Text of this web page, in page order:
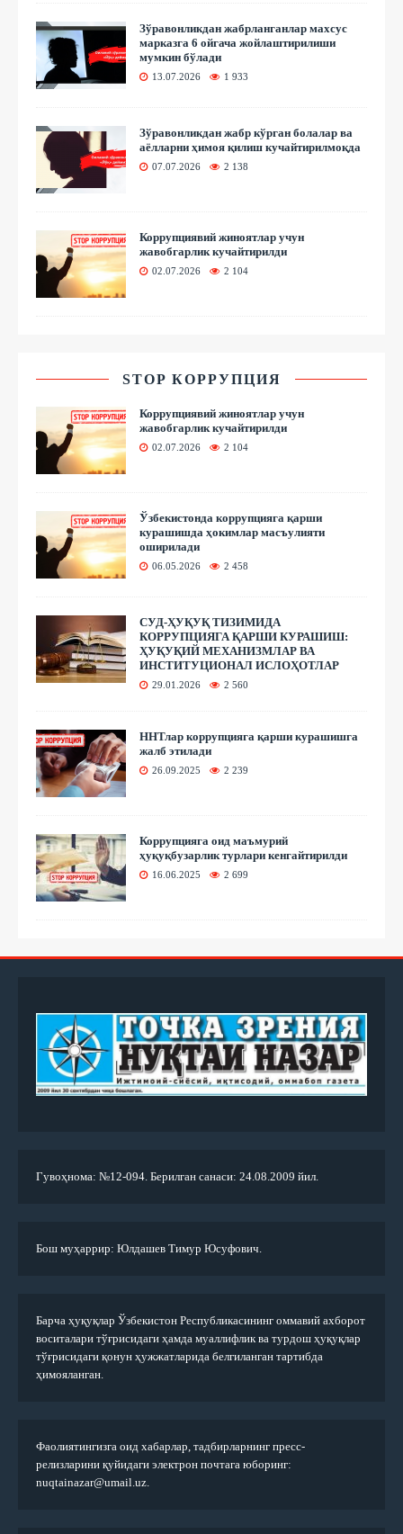
Зўравонликдан жабрланганлар махсус
марказга 6 ойгача жойлаштирилиши
мумкин бўлади
13.07.2026 1 933
Зўравонликдан жабр кўрган болалар ва
аёлларни ҳимоя қилиш кучайтирилмоқда
07.07.2026 2 138
Коррупциявий жиноятлар учун
жавобгарлик кучайтирилди
02.07.2026 2 104
STOP КОРРУПЦИЯ
Коррупциявий жиноятлар учун
жавобгарлик кучайтирилди
02.07.2026 2 104
Ўзбекистонда коррупцияга қарши
курашишда ҳокимлар масъулияти
оширилади
06.05.2026 2 458
СУД-ҲУҚУҚ ТИЗИМИДА
КОРРУПЦИЯГА ҚАРШИ КУРАШИШ:
ҲУҚУҚИЙ МЕХАНИЗМЛАР ВА
ИНСТИТУЦИОНАЛ ИСЛОҲОТЛАР
29.01.2026 2 560
ННТлар коррупцияга қарши курашишга
жалб этилади
26.09.2025 2 239
Коррупцияга оид маъмурий
ҳуқуқбузарлик турлари кенгайтирилди
16.06.2025 2 699
Гувоҳнома: №12-094. Берилган санаси: 24.08.2009 йил.
Бош муҳаррир: Юлдашев Тимур Юсуфович.
Барча ҳуқуқлар Ўзбекистон Республикасининг оммавий ахборот
воситалари тўғрисидаги ҳамда муаллифлик ва турдош ҳуқуқлар
тўғрисидаги қонун ҳужжатларида белгиланган тартибда
ҳимояланган.
Фаолиятингизга оид хабарлар, тадбирларнинг пресс-
релизларини қуйидаги электрон почтага юборинг:
nuqtainazar@umail.uz.